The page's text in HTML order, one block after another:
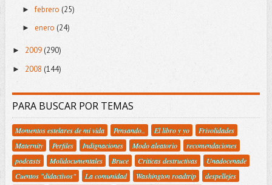
►febrero (25)
► enero (24)
► 2009 (290)
► 2008 (144)
PARA BUSCAR POR TEMAS
Momentos estelares de mi vida Pensando.. El libro y yo
Frivolidades
Maternity
Perfiles Indignaciones Modo aleatorio
recomendaciones
podcasts
Molidocumentales Bruce Criticas destructivas
Unadocenade
Cuentos "didactivos"
La comunidad Washington roadtrip
despellejes